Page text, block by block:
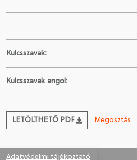
Kulcsszavak:
Kulcsszavak angol:
LETÖLTHETŐ PDF Megosztás
Adatvédelmi tájékoztató